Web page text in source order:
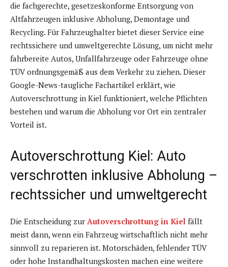
die fachgerechte, gesetzeskonforme Entsorgung von
Altfahrzeugen inklusive Abholung, Demontage und
Recycling. Für Fahrzeughalter bietet dieser Service eine
rechtssichere und umweltgerechte Lösung, um nicht mehr
fahrbereite Autos, Unfallfahrzeuge oder Fahrzeuge ohne
TÜV ordnungsgemäß aus dem Verkehr zu ziehen. Dieser
Google-News-taugliche Fachartikel erklärt, wie
Autoverschrottung in Kiel funktioniert, welche Pflichten
bestehen und warum die Abholung vor Ort ein zentraler
Vorteil ist.
Autoverschrottung Kiel: Auto
verschrotten inklusive Abholung –
rechtssicher und umweltgerecht
Die Entscheidung zur Autoverschrottung in Kiel fällt
meist dann, wenn ein Fahrzeug wirtschaftlich nicht mehr
sinnvoll zu reparieren ist. Motorschäden, fehlender TÜV
oder hohe Instandhaltungskosten machen eine weitere